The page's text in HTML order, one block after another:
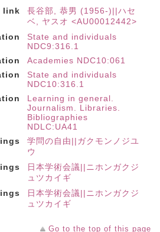
link
長谷部, 恭男 (1956-)||ハセ
ベ, ヤスオ <AU00012442>
State and individuals
NDC9:316.1
Academies NDC10:061
State and individuals
NDC10:316.1
Learning in general.
Journalism. Libraries.
Bibliographies
NDLC:UA41
学問の自由||ガクモンノジユ
ウ
日本学術会議||ニホンガクジ
ュツカイギ
日本学術会議||ニホンガクジ
ュツカイギ
Go to the top of this page